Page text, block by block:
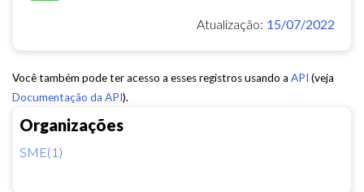
Organizações
SME(1)
Atualização: 15/07/2022
Você também pode ter acesso a esses registros usando a API (veja
Documentação da API).